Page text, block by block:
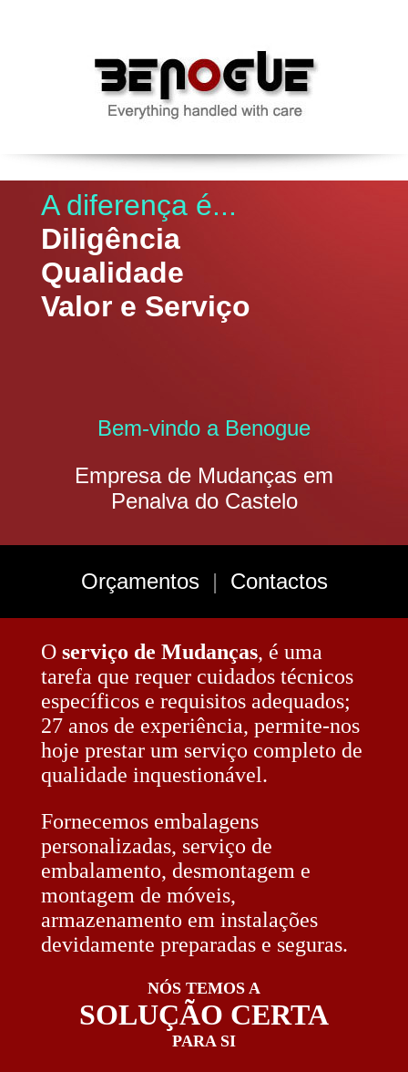
A diferença é...
Diligência
Qualidade
Valor e Serviço
Bem-vindo a Benogue
Empresa de Mudanças em
Penalva do Castelo
Orçamentos | Contactos
O serviço de Mudanças, é uma
tarefa que requer cuidados técnicos
específicos e requisitos adequados;
27 anos de experiência, permite-nos
hoje prestar um serviço completo de
qualidade inquestionável.
Fornecemos embalagens
personalizadas, serviço de
embalamento, desmontagem e
montagem de móveis,
armazenamento em instalações
devidamente preparadas e seguras.
NÓS TEMOS A
SOLUÇÃO CERTA
PARA SI